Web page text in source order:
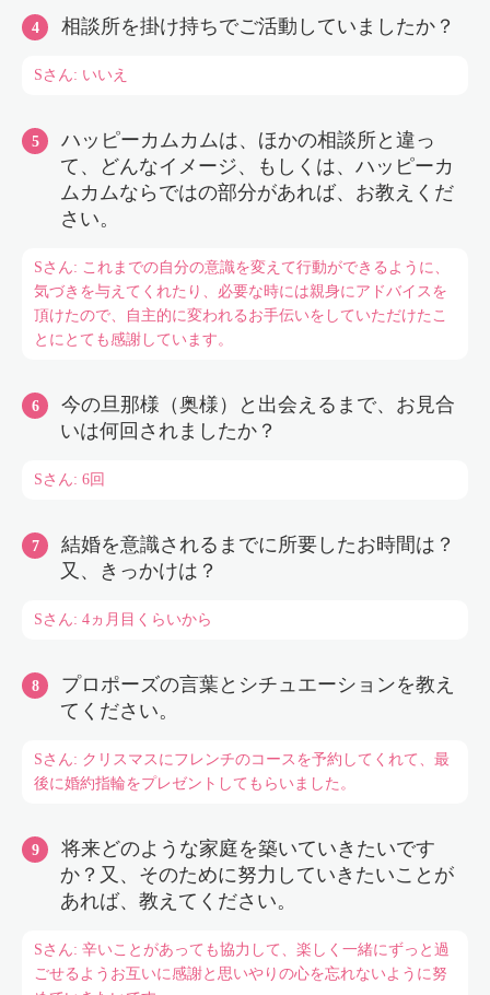
相談所を掛け持ちでご活動していましたか？
Sさん: いいえ
ハッピーカムカムは、ほかの相談所と違っ
て、どんなイメージ、もしくは、ハッピーカ
ムカムならではの部分があれば、お教えくだ
さい。
Sさん: これまでの自分の意識を変えて行動ができるように、
気づきを与えてくれたり、必要な時には親身にアドバイスを
頂けたので、自主的に変われるお手伝いをしていただけたこ
とにとても感謝しています。
今の旦那様（奥様）と出会えるまで、お見合
いは何回されましたか？
Sさん: 6回
結婚を意識されるまでに所要したお時間は？
又、きっかけは？
Sさん: 4ヵ月目くらいから
プロポーズの言葉とシチュエーションを教え
てください。
Sさん: クリスマスにフレンチのコースを予約してくれて、最
後に婚約指輪をプレゼントしてもらいました。
将来どのような家庭を築いていきたいです
か？又、そのために努力していきたいことが
あれば、教えてください。
Sさん: 辛いことがあっても協力して、楽しく一緒にずっと過
ごせるようお互いに感謝と思いやりの心を忘れないように努